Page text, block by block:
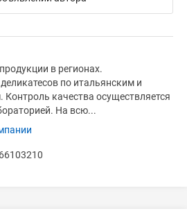
в регионах.
по итальянским и
Контроль качества осуществляется
На всю...